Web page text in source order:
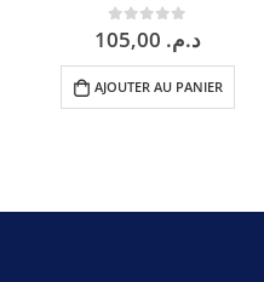
0sur 5د.م.
AJOUTER AU PANIER